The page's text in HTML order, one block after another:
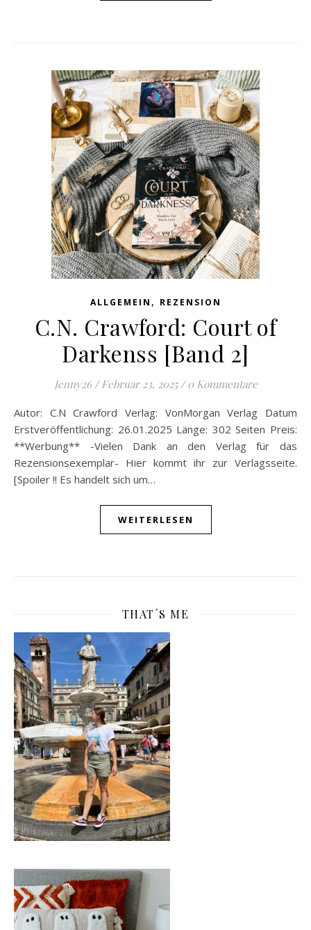
ALLGEMEIN , REZENSION
C.N. Crawford: Court of
Darkenss [Band 2]
Jenny26 / Februar 23, 2025 / 0 Kommentare
Autor: C.N Crawford Verlag: VonMorgan Verlag Datum
Erstveröffentlichung: 26.01.2025 Länge: 302 Seiten Preis:
**Werbung** -Vielen Dank an den Verlag für das
Rezensionsexemplar- Hier kommt ihr zur Verlagsseite.
[Spoiler !! Es handelt sich um…
WEITERLESEN
THAT´S ME